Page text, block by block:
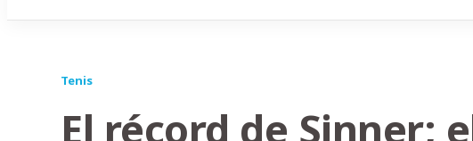
Tenis
El récord de Sinner;